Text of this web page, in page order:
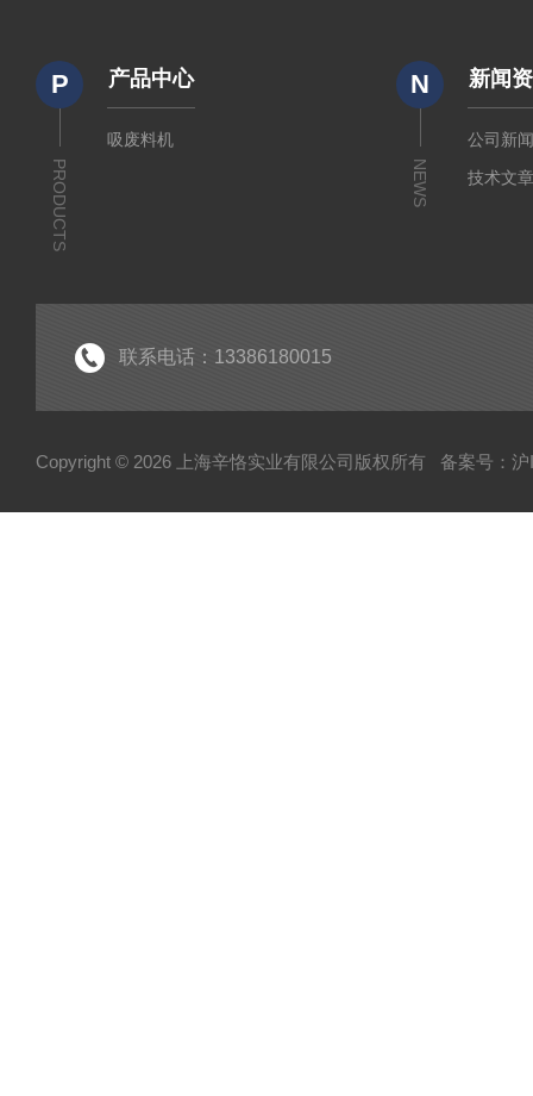
P
PRODUCTS
产品中心
吸废料机
N
NEWS
新闻
公司新
技术文
联系电话：13386180015
Copyright © 2026 上海辛恪实业有限公司版权所有 备案号：